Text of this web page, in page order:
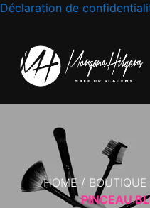
Déclaration de
HOME / BOUTIQUE
PINCEAU